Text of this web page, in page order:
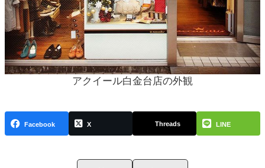
アクイール白金台店の外観
Facebook X Threads LINE